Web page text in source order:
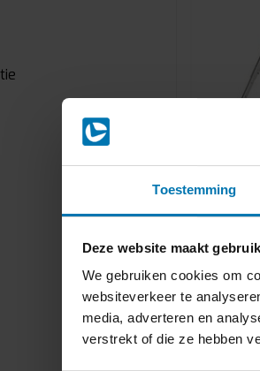
Toestemming
Deze website maakt
We gebruiken cookies om
websiteverkeer te
media, adverteren en
verstrekt of die ze hebben
Driepoot
Geschikt
materiaal.
stalen kop
€535,00